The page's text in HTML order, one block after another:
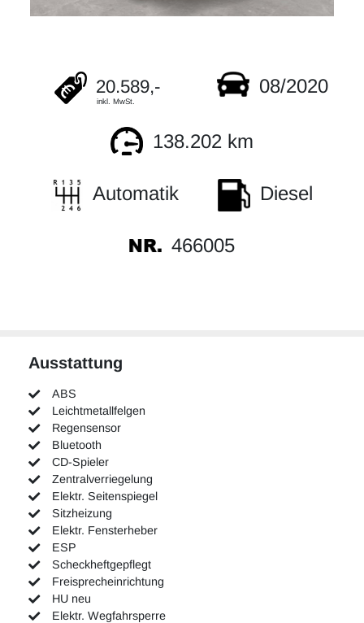
20.589,-
inkl. MwSt.
08/2020
138.202 km
Automatik Diesel
466005
Ausstattung
ABS
Leichtmetallfelgen
Regensensor
Bluetooth
CD-Spieler
Zentralverriegelung
Elektr. Seitenspiegel
Sitzheizung
Elektr. Fensterheber
ESP
Scheckheftgepflegt
Freisprecheinrichtung
HU neu
Elektr. Wegfahrsperre